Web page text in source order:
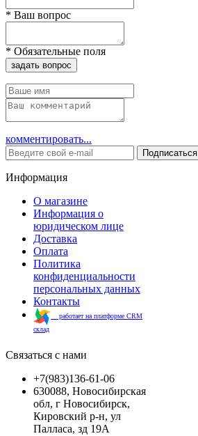
* Ваш вопрос
* Обязательные поля
задать вопрос
комментировать...
Подписаться
Информация
О магазине
Информация о
юридическом лице
Доставка
Оплата
Политика
конфиденциальности
персональных данных
Контакты
работает на платформе CRM
склад
Связаться с нами
+7(983)136-61-06
630088, Новосибирская
обл, г Новосибирск,
Кировский р-н, ул
Палласа, зд 19А